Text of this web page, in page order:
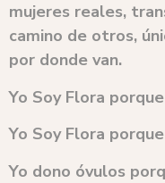
mujeres reales,
camino de otros,
por donde van.
Yo Soy Flora
Yo Soy Flora
Yo dono óvulos